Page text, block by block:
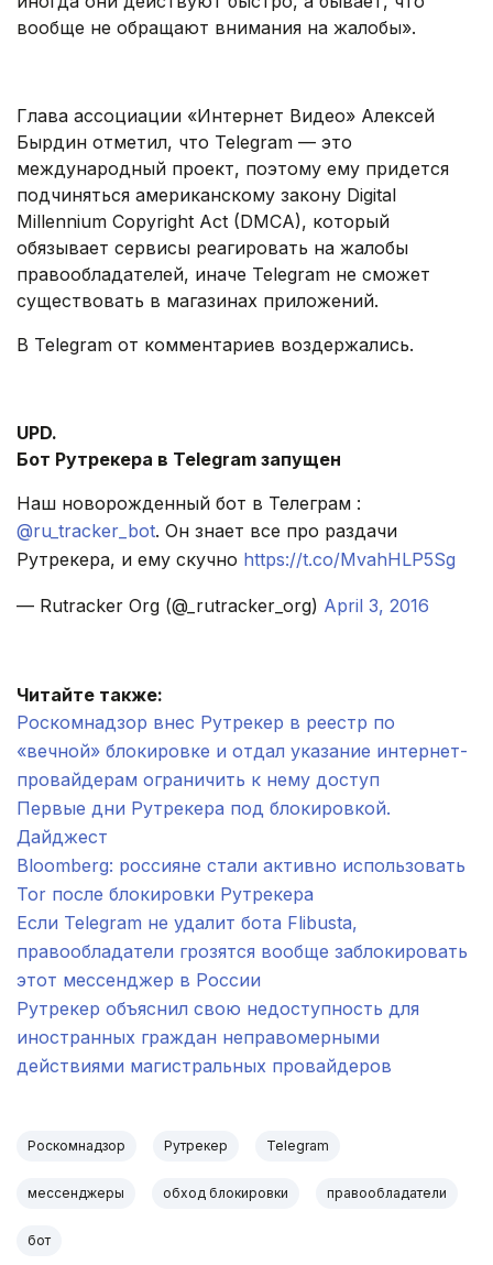
вообще не обращают внимания на жалобы».
Глава ассоциации «Интернет Видео» Алексей
Бырдин отметил, что Telegram — это
международный проект, поэтому ему придется
подчиняться американскому закону Digital
Millennium Copyright Act (DMCA), который
обязывает сервисы реагировать на жалобы
правообладателей, иначе Telegram не сможет
существовать в магазинах приложений.
В Telegram от комментариев воздержались.
UPD.
Бот Рутрекера в Telegram запущен
Наш новорожденный бот в Телеграм :
@ru_tracker_bot. Он знает все про раздачи
Рутрекера, и ему скучно https://t.co/MvahHLP5Sg
— Rutracker Org (@_rutracker_org) April 3, 2016
Читайте также:
Роскомнадзор внес Рутрекер в реестр по
«вечной» блокировке и отдал указание интернет-
провайдерам ограничить к нему доступ
Первые дни Рутрекера под блокировкой.
Дайджест
Bloomberg: россияне стали активно использовать
Tor после блокировки Рутрекера
Если Telegram не удалит бота Flibusta,
правообладатели грозятся вообще заблокировать
этот мессенджер в России
Рутрекер объяснил свою недоступность для
иностранных граждан неправомерными
действиями магистральных провайдеров
Роскомнадзор Рутрекер Telegram
мессенджеры обход блокировки правообладатели
бот